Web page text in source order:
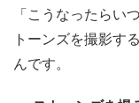
「こうなったらい
トーンズを撮影す
んです。